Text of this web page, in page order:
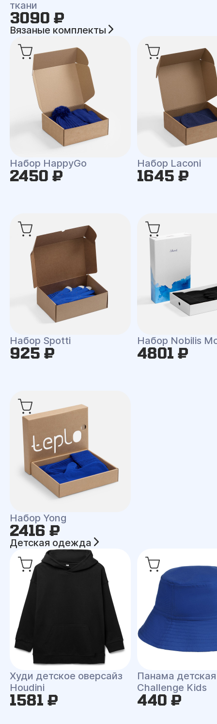
ткани
3090 ₽
Вязаные комплекты
Набор HappyGo
2450 ₽
Набор Laconi
1645 ₽
Набор Spotti
925 ₽
Набор Nobilis
4801 ₽
Набор Yong
2416 ₽
Детская одежда
Худи детское оверсайз
Houdini
1581 ₽
Панама детская
Challenge Kids
440 ₽